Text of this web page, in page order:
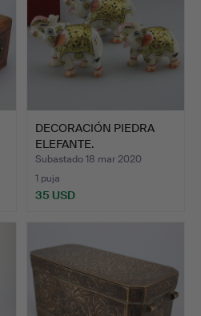
DECORACIÓN PIEDRA
ELEFANTE.
Subastado 18 mar 2020
1 puja
35 USD